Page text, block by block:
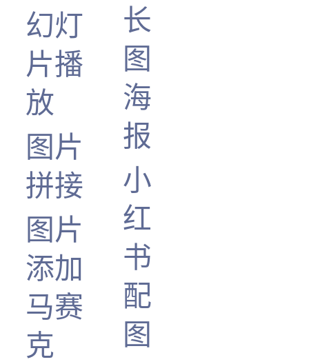
幻灯
片播
放
图片
拼接
图片
添加
马赛
克
长
图
海
报
小
红
书
配
图